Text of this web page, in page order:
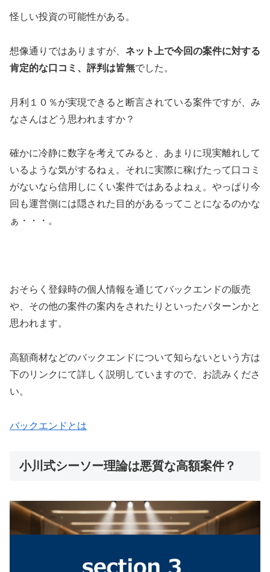
怪しい投資の可能性がある。
想像通りではありますが、 ネット上で今回の案件に対する
肯定的な口コミ、評判は皆無でした。
月利１０％が実現できると断言されている案件ですが、み
なさんはどう思われますか？
確かに冷静に数字を考えてみると、あまりに現実離れして
いるような気がするねぇ。それに実際に稼げたって口コミ
がないなら信用しにくい案件ではあるよねぇ。やっぱり今
回も運営側には隠された目的があるってことになるのかな
ぁ・・・。
おそらく登録時の個人情報を通じてバックエンドの販売
や、その他の案件の案内をされたりといったパターンかと
思われます。
高額商材などのバックエンドについて知らないという方は
下のリンクにて詳しく説明していますので、お読みくださ
い。
バックエンドとは
小川式シーソー理論は悪質な高額案件？